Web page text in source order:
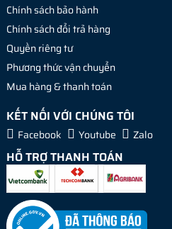
Chính sách bảo hành
Chính sách đổi trả hàng
Quyền riêng tư
Phương thức vận chuyển
Mua hàng & thanh toán
KẾT NỐI VỚI CHÚNG TÔI
Facebook Youtube Zalo
HỖ TRỢ THANH TOÁN